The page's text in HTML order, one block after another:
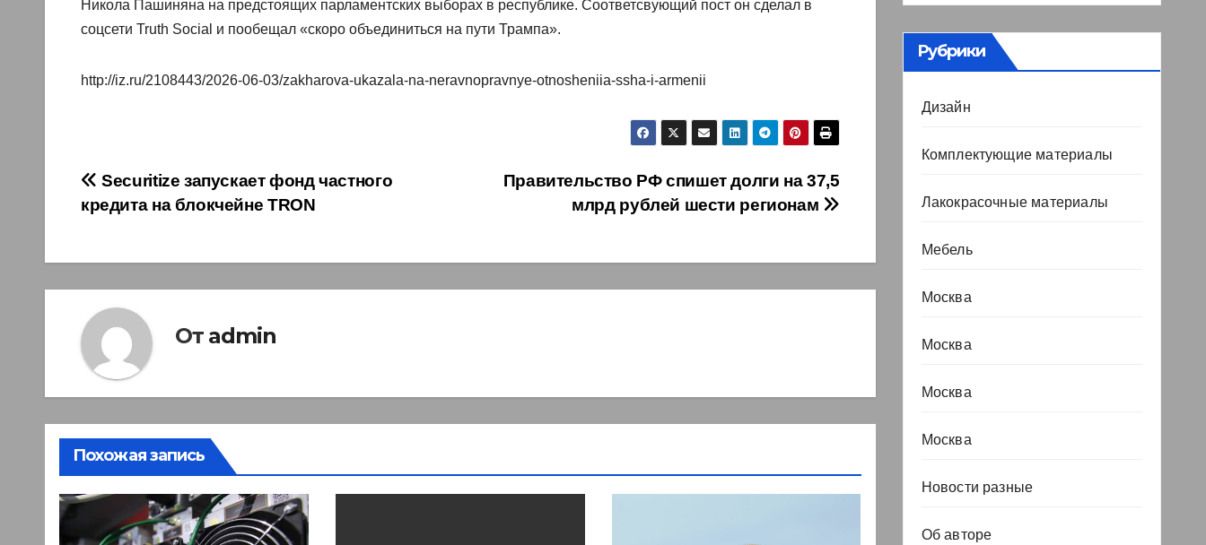
Никола Пашиняна на предстоящих парламентских выборах в республике. Соответсвующий пост он сделал в
соцсети Truth Social и пообещал «скоро объединиться на пути Трампа».
http://iz.ru/2108443/2026-06-03/zakharova-ukazala-na-neravnopravnye-otnosheniia-ssha-i-armenii
Навигация
по
записям
Правительство РФ спишет долги на 37,5
млрд рублей шести регионам
Securitize запускает фонд частного
кредита на блокчейне TRON
От admin
Похожая запись
Рубрики
Дизайн
Комплектующие материалы
Лакокрасочные материалы
Мебель
Москва
Москва
Москва
Москва
Новости разные
Об авторе